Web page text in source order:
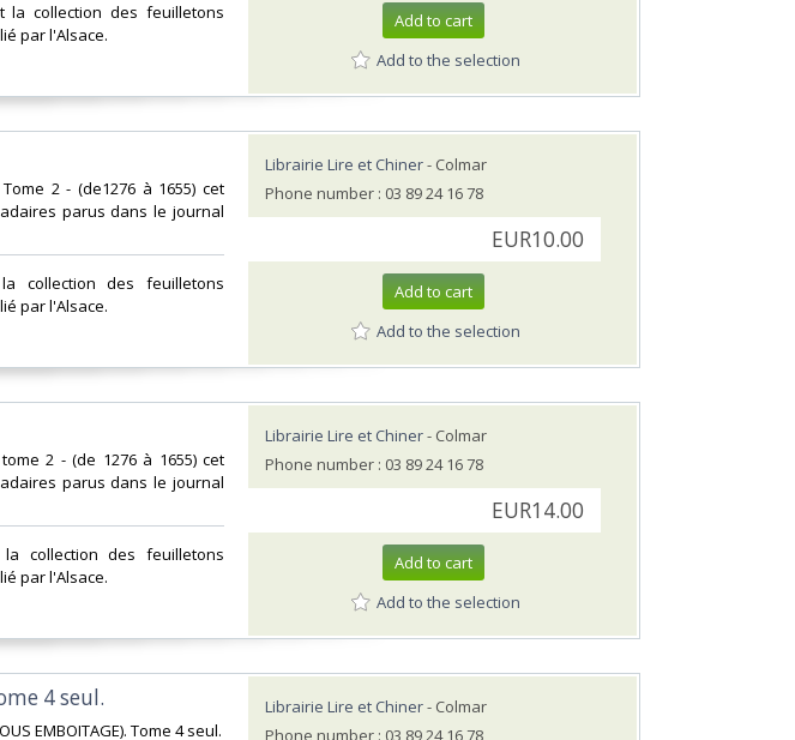
la collection des feuilletons
par l'Alsace.‎
Add to cart
Add to the selection
2 - (de1276 à 1655) cet
parus dans le journal
collection des feuilletons
par l'Alsace.‎
Librairie Lire et Chiner- Colmar
Phone number : 03 89 24 16 78
EUR10.00
Add to cart
Add to the selection
2 - (de 1276 à 1655) cet
parus dans le journal
collection des feuilletons
par l'Alsace.‎
Librairie Lire et Chiner- Colmar
Phone number : 03 89 24 16 78
EUR14.00
Add to cart
Add to the selection
4 seul.
EMBOITAGE). Tome 4 seul.‎
Librairie Lire et Chiner- Colmar
Phone number : 03 89 24 16 78